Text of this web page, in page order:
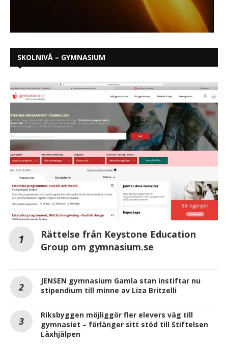
SKOLNIVÅ – GYMNASIUM
Rättelse från Keystone Education
Group om gymnasium.se
JENSEN gymnasium Gamla stan instiftar nu
stipendium till minne av Liza Britzelli
Riksbyggen möjliggör fler elevers väg till
gymnasiet – förlänger sitt stöd till Stiftelsen
Läxhjälpen